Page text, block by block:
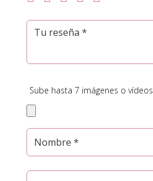
Sube hasta 7 imágenes o vídeos